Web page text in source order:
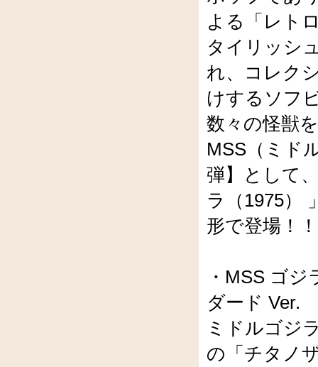
よる「レト
タイリッシ
れ、コレク
けするソフ
数々の怪獣
MSS（ミド
弾】として
ラ（1975）
形で登場！！
・MSS ゴ
ダード Ver.
ミドルゴジ
の「チタノ